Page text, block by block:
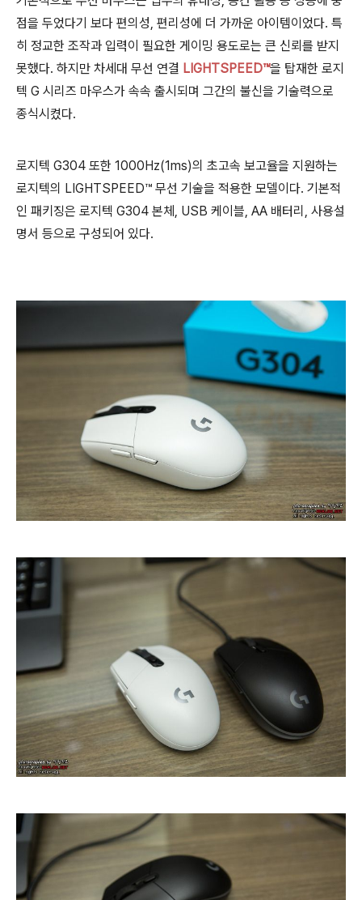
점을 두었다기 보다 편의성, 편리성에 더 가까운 아이템이었다. 특
히 정교한 조작과 입력이 필요한 게이밍 용도로는 큰 신뢰를 받지
못했다. 하지만 차세대 무선 연결 LIGHTSPEED™을 탑재한 로지
텍 G 시리즈 마우스가 속속 출시되며 그간의 불신을 기술력으로
종식시켰다.
로지텍 G304 또한 1000Hz(1ms)의 초고속 보고율을 지원하는
로지텍의 LIGHTSPEED™ 무선 기술을 적용한 모델이다. 기본적
인 패키징은 로지텍 G304 본체, USB 케이블, AA 배터리, 사용설
명서 등으로 구성되어 있다.